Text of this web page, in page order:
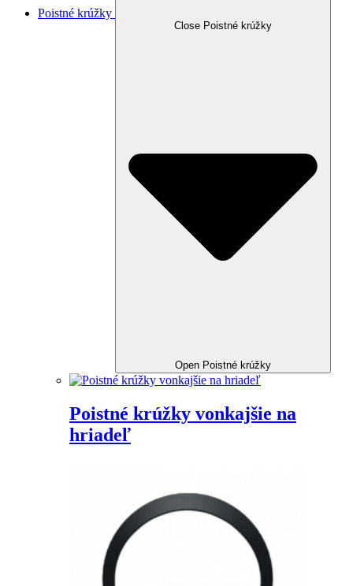
Poistné krúžky
Close Poistné krúžky
Open Poistné krúžky
Poistné krúžky vonkajšie na
hriadeľ